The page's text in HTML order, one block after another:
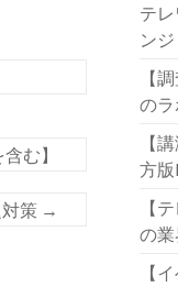
む】
策 →
テ
ン
【
の
【
方
【
の
【